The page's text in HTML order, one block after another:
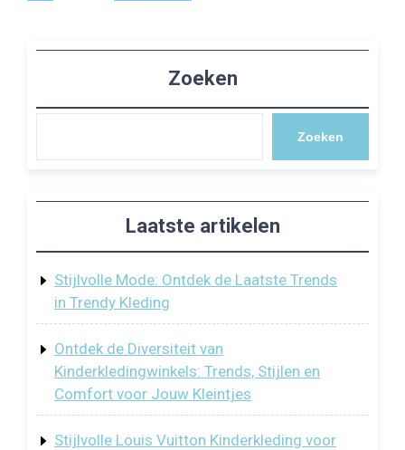
Zoeken
Zoeken
Laatste artikelen
Stijlvolle Mode: Ontdek de Laatste Trends
in Trendy Kleding
Ontdek de Diversiteit van
Kinderkledingwinkels: Trends, Stijlen en
Comfort voor Jouw Kleintjes
Stijlvolle Louis Vuitton Kinderkleding voor